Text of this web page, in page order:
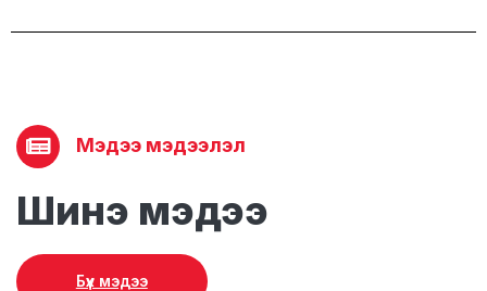
Мэдээ мэдээлэл
Шинэ мэдээ
Бүх мэдээ